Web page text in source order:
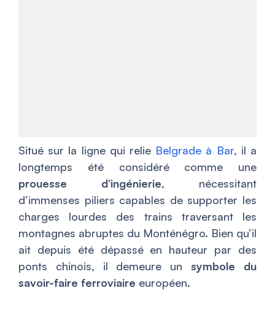
Situé sur la ligne qui relie Belgrade à Bar, il a
longtemps été considéré comme une
prouesse d’ingénierie, nécessitant
d’immenses piliers capables de supporter les
charges lourdes des trains traversant les
montagnes abruptes du Monténégro. Bien qu’il
ait depuis été dépassé en hauteur par des
ponts chinois, il demeure unsymbole du
savoir-faire ferroviaire européen.